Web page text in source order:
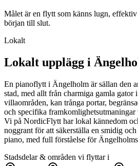
Målet är en flytt som känns lugn,
början till slut.
Lokalt
Lokalt upplägg i
En pianoflytt i Ängelholm är sällan den
stad, med allt från charmiga gamla gator
villaområden, kan trånga portar,
och specifika framkomlighetsutmaningar
Vi på NordicFlytt har lokal kännedom
noggrant för att säkerställa en smidig
piano, med full förståelse för
Stadsdelar & områden vi flyttar i